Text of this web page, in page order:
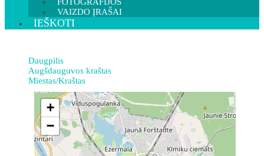
VAIZDO ĮRAŠAI
IEŠKOTI
Daugpilis
Augšdauguvos kraštas
Miestas/Kraštas
+
−